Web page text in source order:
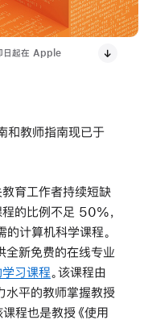
日起在 Apple
和教师指南现已于
育工作者持续短缺
的比例不足 50%，
计算机科学课程。
全新免费的在线专业
习课程。该课程由
水平的教师掌握教授
程也是教授《使用